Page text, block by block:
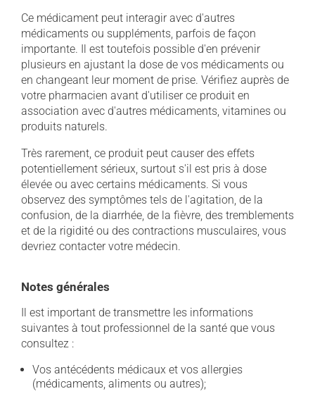
Ce médicament peut interagir avec d'autres
médicaments ou suppléments, parfois de façon
importante. Il est toutefois possible d'en prévenir
plusieurs en ajustant la dose de vos médicaments ou
en changeant leur moment de prise. Vérifiez auprès de
votre pharmacien avant d'utiliser ce produit en
association avec d'autres médicaments, vitamines ou
produits naturels.
Très rarement, ce produit peut causer des effets
potentiellement sérieux, surtout s'il est pris à dose
élevée ou avec certains médicaments. Si vous
observez des symptômes tels de l'agitation, de la
confusion, de la diarrhée, de la fièvre, des tremblements
et de la rigidité ou des contractions musculaires, vous
devriez contacter votre médecin.
Notes générales
Il est important de transmettre les informations
suivantes à tout professionnel de la santé que vous
consultez :
Vos antécédents médicaux et vos allergies
(médicaments, aliments ou autres);